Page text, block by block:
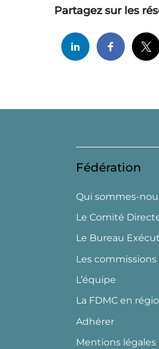
Partagez sur les
Fédération
Qui sommes-
Le Comité
Le Bureau
Les commissions
L’équipe
La FDMC en
Adhérer
Mentions légales